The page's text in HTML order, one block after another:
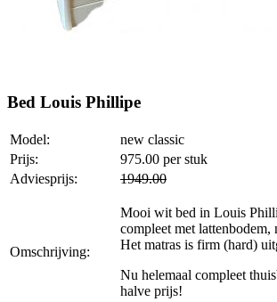
Bed Louis Phillipe
Model:
new classic
Prijs:
975.00 per stuk
Adviesprijs:
1949.00
Omschrijving:
Mooi wit bed in Louis
compleet met lattenbodem,
Het matras is firm (hard)
Nu helemaal compleet
halve prijs!